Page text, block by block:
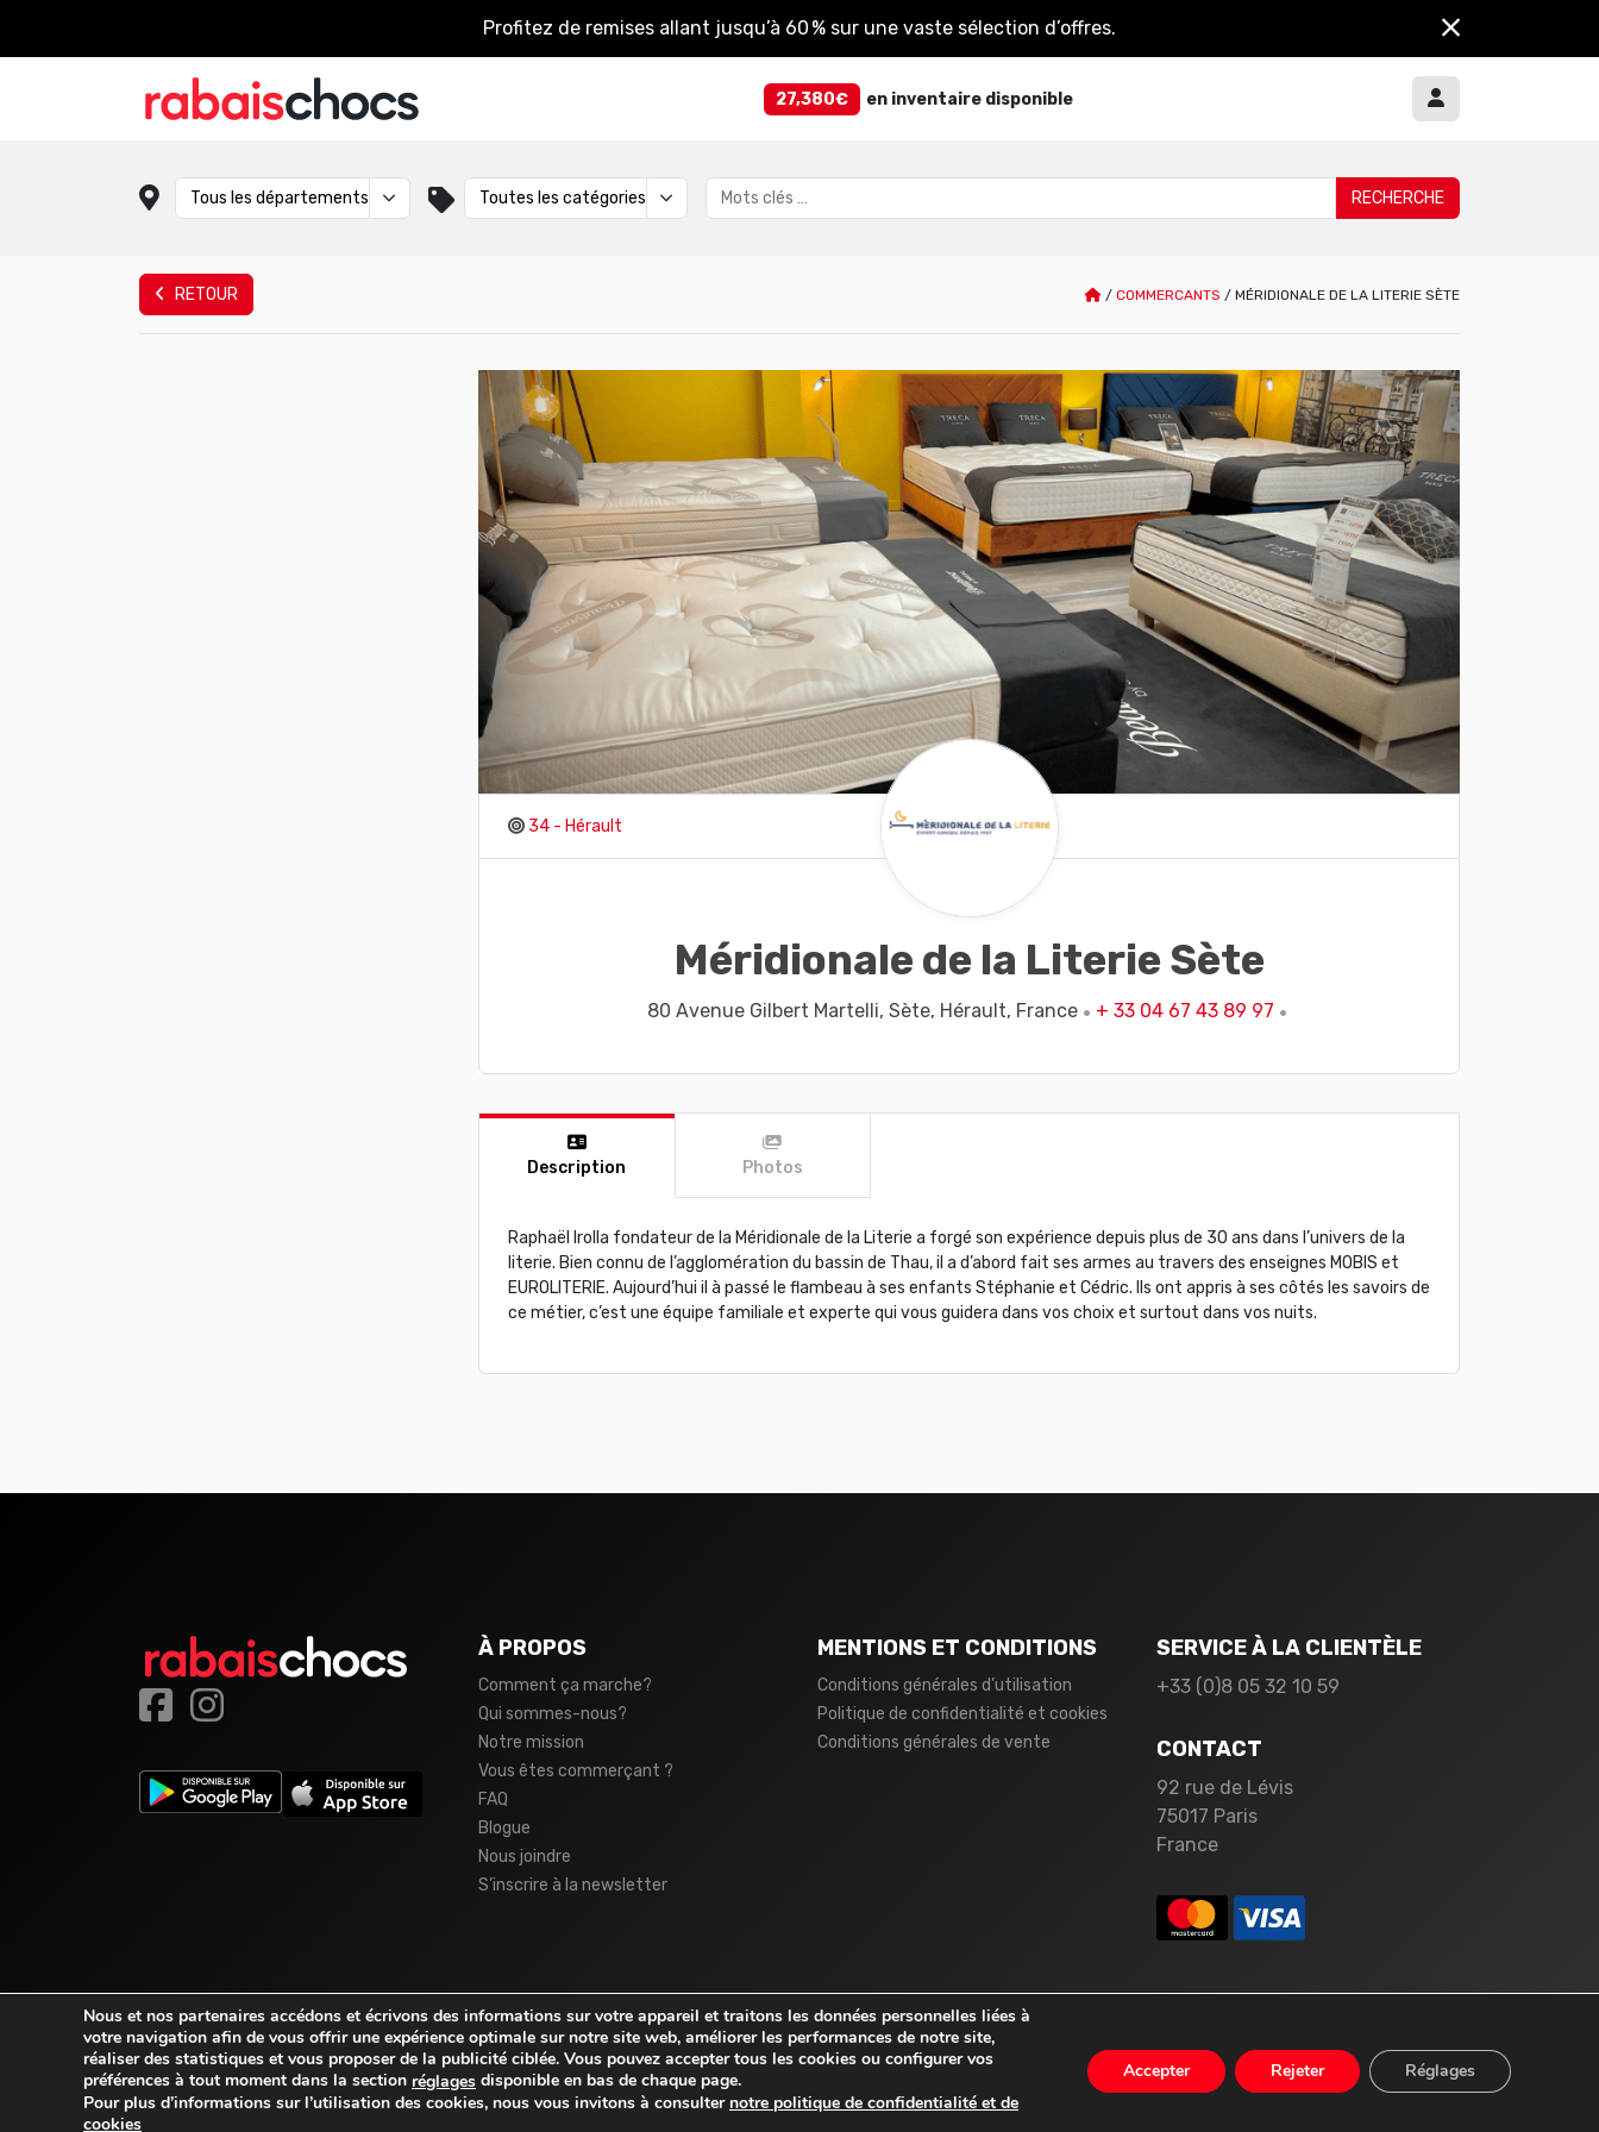
Profitez de remises allant jusqu’à 60 % sur une vaste sélection d’offres.
27,380€ en inventaire disponible
RETOUR / COMMERCANTS / MÉRIDIONALE DE LA LITERIE SÈTE
34 - Hérault
Méridionale de la Literie Sète
80 Avenue Gilbert Martelli, Sète, Hérault, France + 33 04 67 43 89 97
Description Photos
Raphaël Irolla fondateur de la Méridionale de la Literie a forgé son expérience depuis plus de 30 ans dans l’univers de la
literie. Bien connu de l’agglomération du bassin de Thau, il a d’abord fait ses armes au travers des enseignes MOBIS et
EUROLITERIE. Aujourd’hui il à passé le flambeau à ses enfants Stéphanie et Cédric. Ils ont appris à ses côtés les savoirs de
ce métier, c’est une équipe familiale et experte qui vous guidera dans vos choix et surtout dans vos nuits.
À PROPOS
Comment ça marche?
Qui sommes-nous?
Notre mission
Vous êtes commerçant ?
FAQ
Blogue
Nous joindre
S’inscrire à la newsletter
MENTIONS ET CONDITIONS
Conditions générales d’utilisation
Politique de confidentialité et cookies
Conditions générales de vente
SERVICE À LA CLIENTÈLE
+33 (0)8 05 32 10 59
CONTACT
92 rue de Lévis
75017 Paris
France
© 2026rabaischocs.fr. Tous droits réservés.
Nous et nos partenaires accédons et écrivons des informations sur votre appareil et traitons les données personnelles liées à
votre navigation afin de vous offrir une expérience optimale sur notre site web, améliorer les performances de notre site,
réaliser des statistiques et vous proposer de la publicité ciblée. Vous pouvez accepter tous les cookies ou configurer vos
préférences à tout moment dans la section réglages disponible en bas de chaque page.
Pour plus d’informations sur l’utilisation des cookies, nous vous invitons à consulter notre politique de confidentialité et de
cookies
Accepter Rejeter Réglages